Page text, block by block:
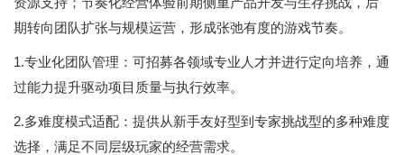
期转向团队扩张与规模运营，形成张弛有度的游戏节奏。
1.专业化团队管理：可招募各领域专业人才并进行定向培养，通
过能力提升驱动项目质量与执行效率。
2.多难度模式适配：提供从新手友好型到专家挑战型的多种难度
选择，满足不同层级玩家的经营需求。